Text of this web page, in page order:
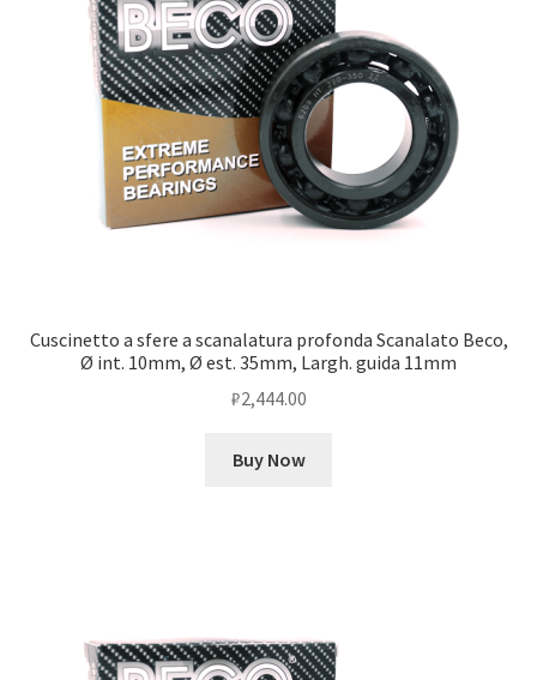
Cuscinetto a sfere a scanalatura profonda Scanalato Beco,
Ø int. 10mm, Ø est. 35mm, Largh. guida 11mm
₽2,444.00
Buy Now